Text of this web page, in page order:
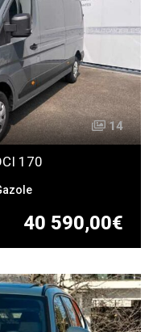
14
170
40 590,00€